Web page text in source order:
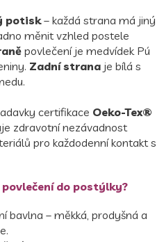
potisk– každá strana má jiný
měnit vzhled postele
povlečení je medvídek Pú
Zadní strana je bílá s
certifikace Oeko-Tex®
zdravotní nezávadnost
pro každodenní kontakt s
do postýlky?
bavlna – měkká, prodyšná a